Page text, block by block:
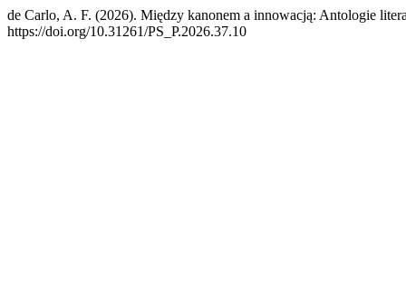
de Carlo, A. F. (2026). Między kanonem a innowacją: Antologie
https://doi.org/10.31261/PS_P.2026.37.10